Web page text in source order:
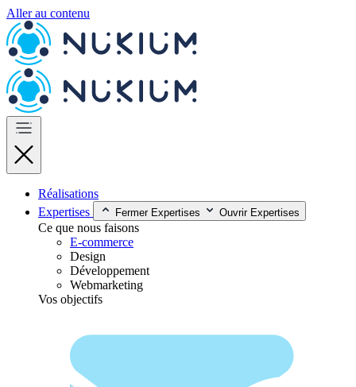
Aller au contenu
Réalisations
Expertises
Fermer Expertises Ouvrir Expertises
Ce que nous faisons
E-commerce
Design
Développement
Webmarketing
Vos objectifs